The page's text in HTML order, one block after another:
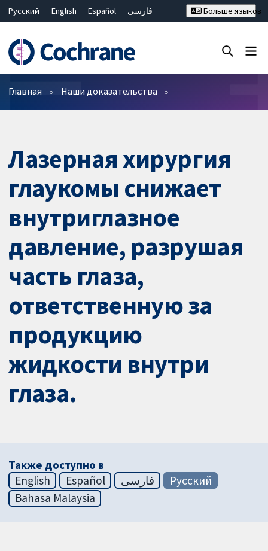
Русский English Español
فارسی
Bahasa Malaysia
ไทย
繁體中文
简体中文
Больше языков
Фильтры
Главная Наши доказательства
Лазерная хирургия
глаукомы снижает
внутриглазное
давление, разрушая
часть глаза,
ответственную за
продукцию
жидкости внутри
глаза.
Также доступно в
English
Español فارسی
Русский
Bahasa Malaysia